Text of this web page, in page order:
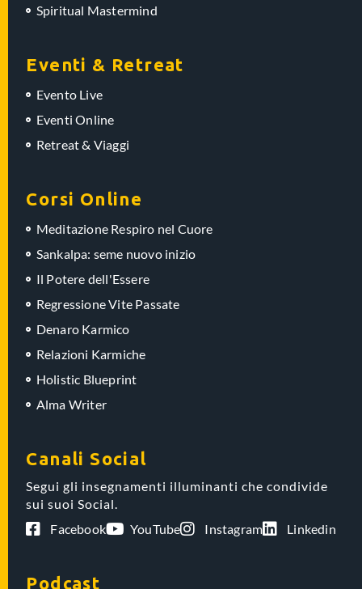
Spiritual Mastermind
Eventi & Retreat
Evento Live
Eventi Online
Retreat & Viaggi
Corsi Online
Meditazione Respiro nel Cuore
Sankalpa: seme nuovo inizio
Il Potere dell'Essere
Regressione Vite Passate
Denaro Karmico
Relazioni Karmiche
Holistic Blueprint
Alma Writer
Canali Social
Segui gli insegnamenti illuminanti che condivide
sui suoi Social.
Facebook
YouTube Instagram Linkedin
Podcast